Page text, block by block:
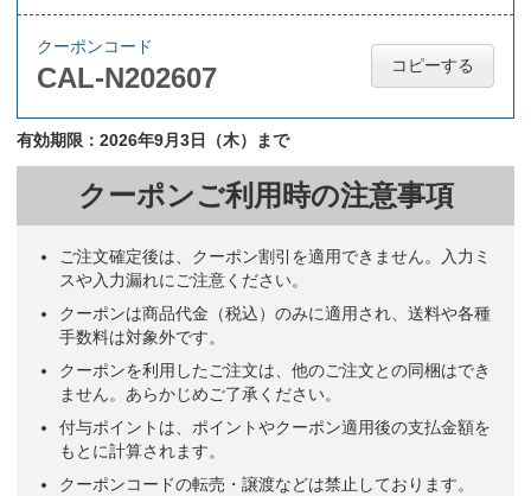
クーポンコード
CAL-N202607 コピーする
有効期限：2026年9月3日（木）まで
クーポンご利用時の注意事項
ご注文確定後は、クーポン割引を適用できません。入力ミ
スや入力漏れにご注意ください。
クーポンは商品代金（税込）のみに適用され、送料や各種
手数料は対象外です。
クーポンを利用したご注文は、他のご注文との同梱はでき
ません。あらかじめご了承ください。
付与ポイントは、ポイントやクーポン適用後の支払金額を
もとに計算されます。
クーポンコードの転売・譲渡などは禁止しております。